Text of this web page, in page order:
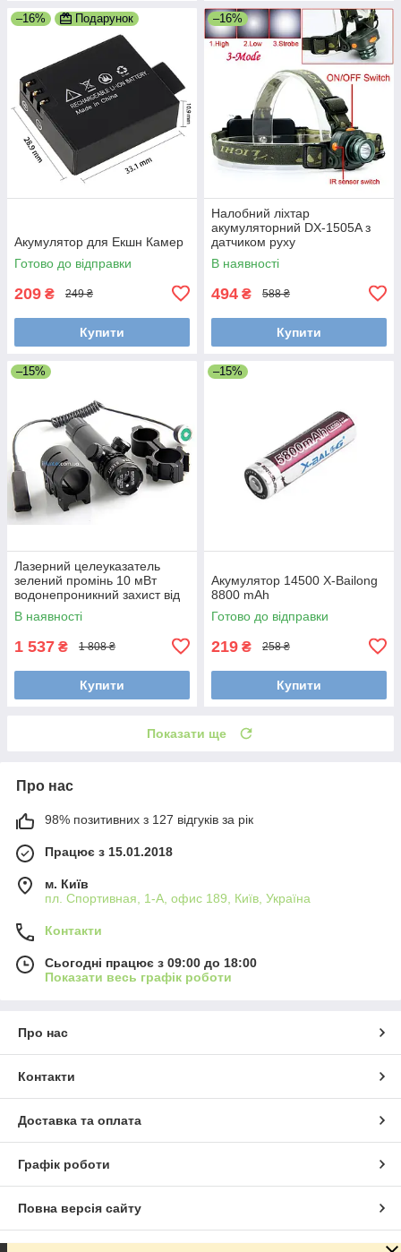
–16% Подарунок
Акумулятор для Екшн Камер
Готово до відправки
209 ₴ 249 ₴
Купити
–16%
Налобний ліхтар
акумуляторний DX-1505A з
датчиком руху
В наявності
494 ₴ 588 ₴
Купити
–15%
Лазерний целеуказатель
зелений промінь 10 мВт
водонепроникний захист від
вібрації кріплення 21 мм
виносна
В наявності
1 537 ₴ 1 808 ₴
Купити
–15%
Акумулятор 14500 X-Bailong
8800 mAh
Готово до відправки
219 ₴ 258 ₴
Купити
Показати ще
Про нас
98% позитивних з 127 відгуків за рік
Працює з 15.01.2018
м. Київ
пл. Спортивная, 1-А, офис 189, Київ, Україна
Контакти
Сьогодні працює з 09:00 до 18:00
Показати весь графік роботи
Про нас
Контакти
Доставка та оплата
Графік роботи
Повна версія сайту